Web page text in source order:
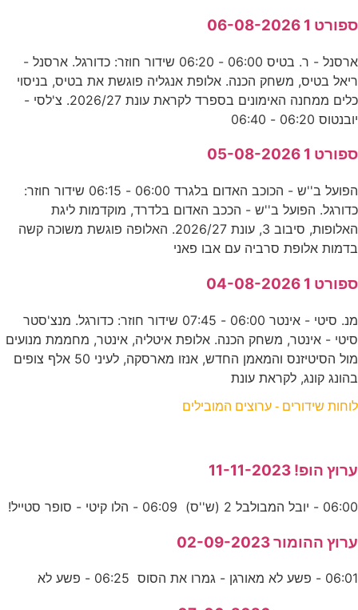
ספורט 1 06-08-2026
ארסנל - ר. בטיס 06:00 - 06:20 שידור חוזר: כדורגל. ארסנל -
ריאל בטיס, משחק הכנה. אלופת אנגליה פוגשת את בטיס, בניסוי
כלים ממחנה האימונים בספרד לקראת עונת 2026/27. צ'לסי -
יובנטוס 06:20 - 06:40
ספורט 1 05-08-2026
הפועל ב''ש - הכוכב האדום בלגרד 06:00 - 06:15 שידור חוזר:
כדורגל. הפועל ב''ש - הככב האדום בלדרד, מוקדמות ליגת
האלופות, סיבוב 3, עונת 2026/27. האלופה פוגשת משוכה קשה
בדמות אלופת סרביה עם אבו פאני
ספורט 1 04-08-2026
מנ. סיטי - אינטר 06:00 - 07:45 שידור חוזר: כדורגל. מנצ'סטר
סיטי - אינטר, משחק הכנה. אלופת איטליה, אינטר, מחממת מנועים
מול הסיטיזנס והמאמן החדש, אנזו מארסקה, לעיני 50 אלף צופים
בהונג קונג, לקראת עונת
לוחות שידורים - ערוצים המובילים
ערוץ הופ! 11-11-2023
06:00 - יובל המבולבל 2 (ש''ס) 06:09 - הלו קיטי - סופר סטייל!
ערוץ ההומור 02-09-2023
06:01 - פשע לא מאורגן - גמרו את הסוס 06:25 - פשע לא